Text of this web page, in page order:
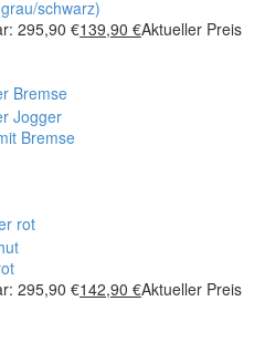
schwarz)
295,90 €139,90 €Aktueller Preis
Bremse
295,90 €142,90 €Aktueller Preis